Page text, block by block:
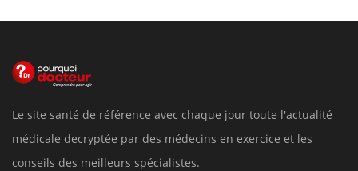
Le site santé de référence avec chaque jour toute l'actualité
médicale decryptée par des médecins en exercice et les
conseils des meilleurs spécialistes.